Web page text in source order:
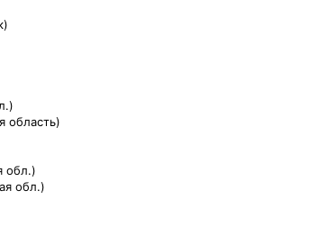
область)
обл.)
обл.)